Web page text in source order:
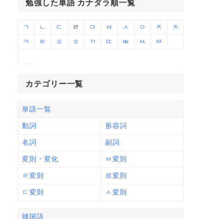
勉強した単語 カナダラ順一覧
ㄱ ㄴ ㄷ ㄹ ㅁ ㅂ ㅅ ㅇ ㅈ
ㅊ
ㅋ
ㅌ ㅍ ㅎ ㄲ ㄸ ㅃ ㅆ ㅉ
カテゴリー一覧
単語一覧
動詞 形容詞
名詞 副詞
変則・変化 ㅂ変則
ㄹ変則 르変則
ㄷ変則 ㅅ変則
韓国語